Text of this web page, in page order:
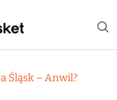
Śląsk – Anwil?